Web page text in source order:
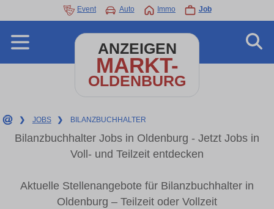
Event Auto Immo Job
ANZEIGEN
MARKT-
OLDENBURG
❯ JOBS ❯ BILANZBUCHHALTER
Bilanzbuchhalter Jobs in Oldenburg - Jetzt Jobs in
Voll- und Teilzeit entdecken
Aktuelle Stellenangebote für Bilanzbuchhalter in
Oldenburg – Teilzeit oder Vollzeit